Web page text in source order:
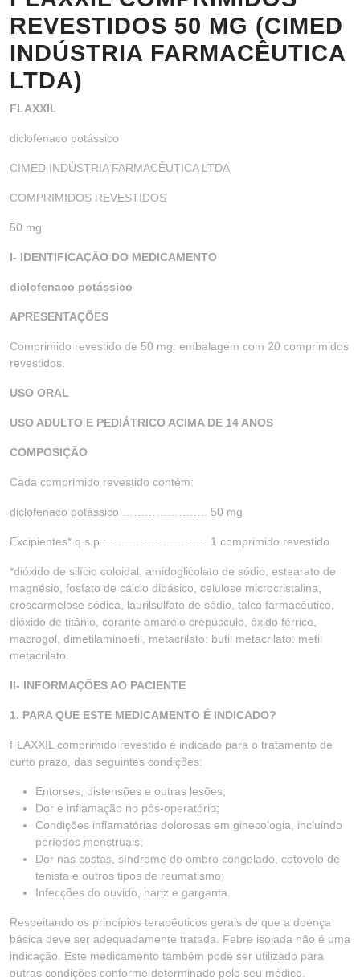
REVESTIDOS 50 MG (CIMED
INDÚSTRIA FARMACÊUTICA
LTDA)
FLAXXIL
diclofenaco potássico
CIMED INDÚSTRIA FARMACÊUTICA LTDA
COMPRIMIDOS REVESTIDOS
50 mg
I- IDENTIFICAÇÃO DO MEDICAMENTO
diclofenaco potássico
APRESENTAÇÕES
Comprimido revestido de 50 mg: embalagem com 20 comprimidos
revestidos.
USO ORAL
USO ADULTO E PEDIÁTRICO ACIMA DE 14 ANOS
COMPOSIÇÃO
Cada comprimido revestido contém:
diclofenaco potássico ………………….. 50 mg
Excipientes* q.s.p.:……………………… 1 comprimido revestido
*dióxido de silício coloidal, amidoglicolato de sódio, estearato de
magnésio, fosfato de cálcio dibásico, celulose microcristalina,
croscarmelose sódica, laurilsulfato de sódio, talco farmacêutico,
dióxido de titânio, corante amarelo crepúsculo, óxido férrico,
macrogol, dimetilaminoetil, metacrilato: butil metacrilato: metil
metacrilato.
II- INFORMAÇÕES AO PACIENTE
1. PARA QUE ESTE MEDICAMENTO É INDICADO?
FLAXXIL comprimido revestido é indicado para o tratamento de
curto prazo, das seguintes condições:
Entorses, distensões e outras lesões;
Dor e inflamação no pós-operatório;
Condições inflamatórias dolorosas em ginecologia, incluindo
períodos menstruais;
Dor nas costas, síndrome do ombro congelado, cotovelo de
tenista e outros tipos de reumatismo;
Infecções do ouvido, nariz e garganta.
Respeitando os princípios terapêuticos gerais de que a doença
básica deve ser adequadamente tratada. Febre isolada não é uma
indicação. Este medicamento também pode ser utilizado para
outras condições conforme determinado pelo seu médico.